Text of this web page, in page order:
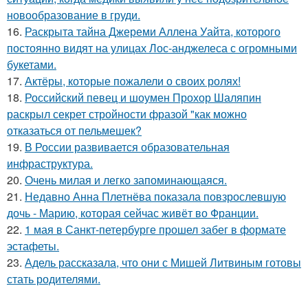
новообразование в груди.
16. Раскрыта тайна Джереми Аллена Уайта, которого
постоянно видят на улицах Лос-анджелеса с огромными
букетами.
17. Актёры, которые пожалели о своих ролях!
18. Российский певец и шоумен Прохор Шаляпин
раскрыл секрет стройности фразой "как можно
отказаться от пельмешек?
19. В России развивается образовательная
инфраструктура.
20. Очень милая и легко запоминающаяся.
21. Недавно Анна Плетнёва показала повзрослевшую
дочь - Марию, которая сейчас живёт во Франции.
22. 1 мая в Санкт-петербурге прошел забег в формате
эстафеты.
23. Адель рассказала, что они с Мишей Литвиным готовы
стать родителями.